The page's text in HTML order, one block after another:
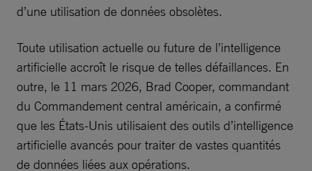
d’une utilisation de données obsolètes.
Toute utilisation actuelle ou future de l’intelligence
artificielle accroît le risque de telles défaillances. En
outre, le 11 mars 2026, Brad Cooper, commandant
du Commandement central américain, a confirmé
que les États-Unis utilisaient des outils d’intelligence
artificielle avancés pour traiter de vastes quantités
de données liées aux opérations.